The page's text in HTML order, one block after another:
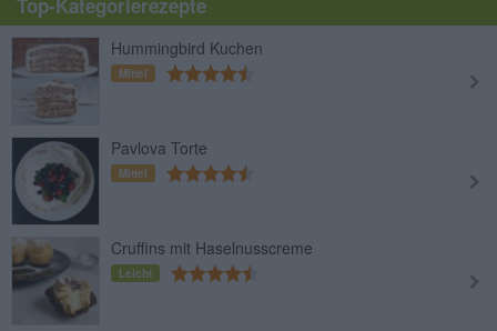
Top-Kategorierezepte
Hummingbird Kuchen
Mittel
Pavlova Torte
Mittel
Cruffins mit Haselnusscreme
Leicht